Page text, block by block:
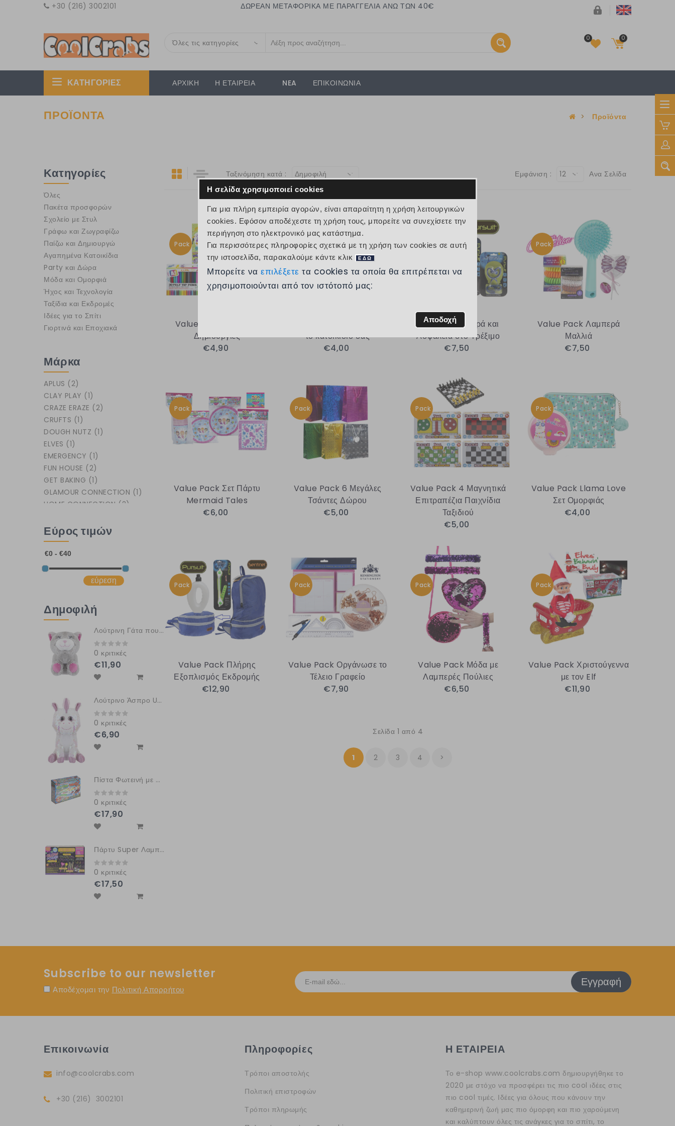
+30 (216) 3002101 ΔΩΡΕΑΝ ΜΕΤΑΦΟΡΙΚΑ ΜΕ ΠΑΡΑΓΓΕΛΙΑ ΑΝΩ ΤΩΝ 40€
Όλες τις κατηγορίες 0 0
Το καλάθι είναι άδειο
ΚΑΤΗΓΟΡΙΕΣ ΑΡΧΙΚΗ Η ΕΤΑΙΡΕΙΑ NEA ΕΠΙΚΟΙΝΩΝΙΑ
ΠΡΟΪΟΝΤΑ > Προϊόντα
Κατηγορίες
Όλες
Πακέτα προσφορών
Σχολείο με Στυλ
Γράφω και Ζωγραφίζω
Παίζω και Δημιουργώ
Αγαπημένα Κατοικίδια
Party και Δώρα
Μόδα και Ομορφιά
Ήχος και Τεχνολογία
Ταξίδια και Εκδρομές
Ιδέες για το Σπίτι
Γιορτινά και Εποχιακά
Μάρκα
APLUS (2)
CLAY PLAY (1)
CRAZE ERAZE (2)
CRUFTS (1)
DOUGH NUTZ (1)
ELVES (1)
EMERGENCY (1)
FUN HOUSE (2)
GET BAKING (1)
GLAMOUR CONNECTION (1)
HOME CONNECTION (2)
LLAMA(1)
MERMAID TALES
PET PRO ESSENTIAL
PLAYFUL PETS
(1)
SNOW WHITE
Εύρος τιμών
εύρεση
Δημοφιλή
Λούτρινη Γάτα που αγκαλιάζει το χέρι σου HUGGLERS
0 κριτικές
€11,90
Λούτρινο Άσπρο Unicorn με Πούλιες και Φωτεινά Μάτια GLITZIES
0 κριτικές
€6,90
Πίστα Φωτεινή με Φωτεινό Αυτοκίνητο
0 κριτικές
€17,90
Πάρτυ Super Λαμπερό Σετ
0 κριτικές
€17,50
Ταξινόμηση κατά : Δημοφιλή Εμφάνιση : 12 Ανα Σελίδα
Pack
Value Pack Φωτεινές
Δημιουργίες
€4,90
Pack
το κατοικίδιο σας
€4,00
Pack
Value Pack Χαρά και
Ασφάλεια στο Τρέξιμο
€7,50
Pack
Value Pack Λαμπερά
Μαλλιά
€7,50
Pack
Value Pack Σετ Πάρτυ
Mermaid Tales
€6,00
Pack
Value Pack 6 Μεγάλες
Τσάντες Δώρου
€5,00
Pack
Value Pack 4 Μαγνητικά
Επιτραπέζια Παιχνίδια
Ταξιδιού
€5,00
Pack
Value Pack Llama Love
Σετ Ομορφιάς
€4,00
Pack
Value Pack Πλήρης
Εξοπλισμός Εκδρομής
€12,90
Pack
Value Pack Οργάνωσε το
Τέλειο Γραφείο
€7,90
Pack
Value Pack Μόδα με
Λαμπερές Πούλιες
€6,50
Pack
Value Pack Χριστούγεννα
με τον Elf
€11,90
Σελίδα 1 από 4
1 2 3 4 >
Subscribe to our newsletter
Αποδέχομαι την Πολιτική Απορρήτου
Εγγραφή
Επικοινωνία
info@coolcrabs.com
+30 (216) 3002101
Πληροφορίες
Τρόποι αποστολής
Πολιτική επιστροφών
Τρόποι πληρωμής
Η ΕΤΑΙΡΕΙΑ
Το e-shop www.coolcrabs.com δημιουργήθηκε το
2020 με στόχο να προσφέρει τις πιο cool ιδέες στις
πιο cool τιμές. Ιδέες για όλους που κάνουν την
καθημερινή ζωή μας πιο όμορφη και πιο χαρούμενη
και καλύπτουν όλες τις ανάγκες για το σπίτι, το
Η σελίδα χρησιμοποιεί cookies
Για μια πλήρη εμπειρία αγορών, είναι απαραίτητη η χρήση λειτουργικών
cookies. Εφόσον αποδέχεστε τη χρήση τους, μπορείτε να συνεχίσετε την
περιήγηση στο ηλεκτρονικό μας κατάστημα.
Για περισσότερες πληροφορίες σχετικά με τη χρήση των cookies σε αυτή
την ιστοσελίδα, παρακαλούμε κάντε κλικ
ΕΔΩ
Μπορείτε να επιλέξετετα cookies τα οποία θα επιτρέπεται να
χρησιμοποιούνται από τον ιστότοπό μας:
Αποδοχή